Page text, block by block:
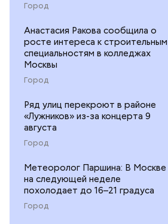
Город
Анастасия Ракова сообщила о
росте интереса к строительным
специальностям в колледжах
Москвы
Город
Ряд улиц перекроют в районе
«Лужников» из-за концерта 9
августа
Город
Метеоролог Паршина: В Москве
на следующей неделе
похолодает до 16–21 градуса
Город